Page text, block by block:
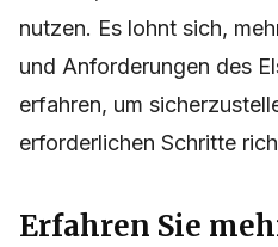
nutzen. Es lohnt sich,
und Anforderungen des
erfahren, um
erforderlichen Schritte
Erfahren Sie